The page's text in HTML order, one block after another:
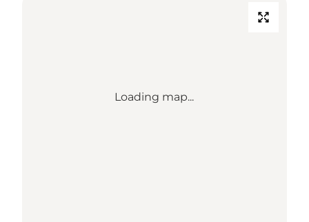
Loading map...